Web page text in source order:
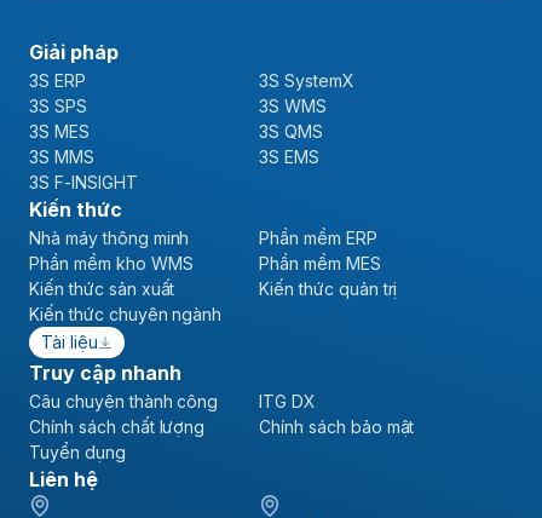
Giải pháp
3S ERP
3S SystemX
3S SPS
3S WMS
3S MES
3S QMS
3S MMS
3S EMS
3S F-INSIGHT
Kiến thức
Nhà máy thông minh
Phần mềm ERP
Phần mềm kho WMS
Phần mềm MES
Kiến thức sản xuất
Kiến thức quản trị
Kiến thức chuyên ngành
Tài liệu
Truy cập nhanh
Câu chuyện thành công
ITG DX
Chính sách chất lượng
Chính sách bảo mật
Tuyển dụng
Liên hệ